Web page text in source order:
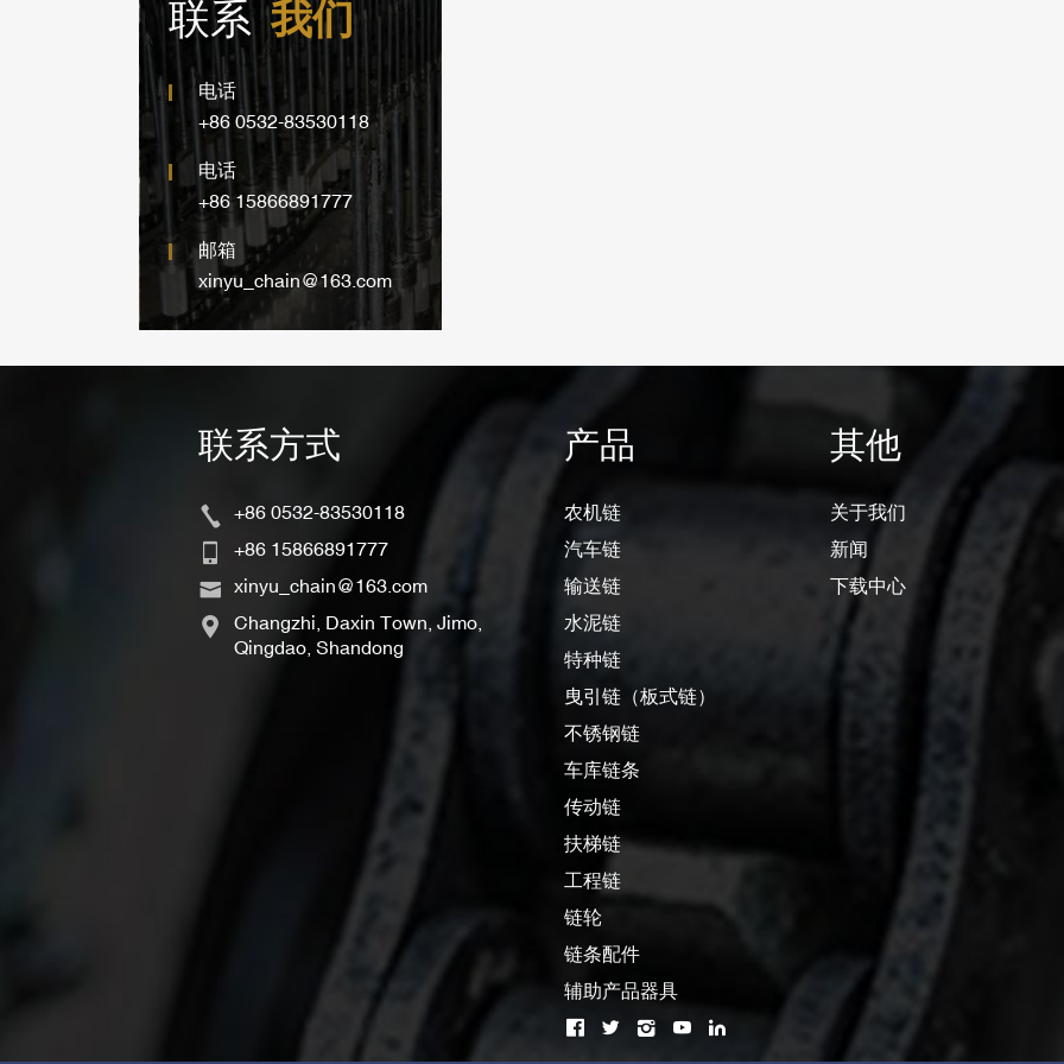
联系我们
电话
+86 0532-83530118
电话
+86 15866891777
邮箱
xinyu_chain@163.com
联系方式
+86 0532-83530118
+86 15866891777
xinyu_chain@163.com
Changzhi, Daxin Town, Jimo,
Qingdao, Shandong
产品
农机链
汽车链
输送链
水泥链
特种链
曳引链（板式链）
不锈钢链
车库链条
传动链
扶梯链
工程链
链轮
链条配件
辅助产品器具
其他
关于我们
新闻
下载中心